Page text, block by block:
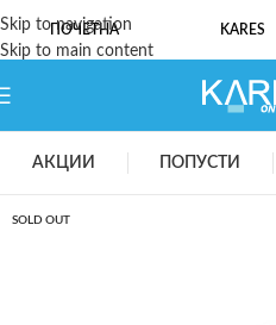
Skip to navigation
Skip to main content
ПОЧЕТНА KARES
АКЦИИ ПОПУСТИ
SOLD OUT